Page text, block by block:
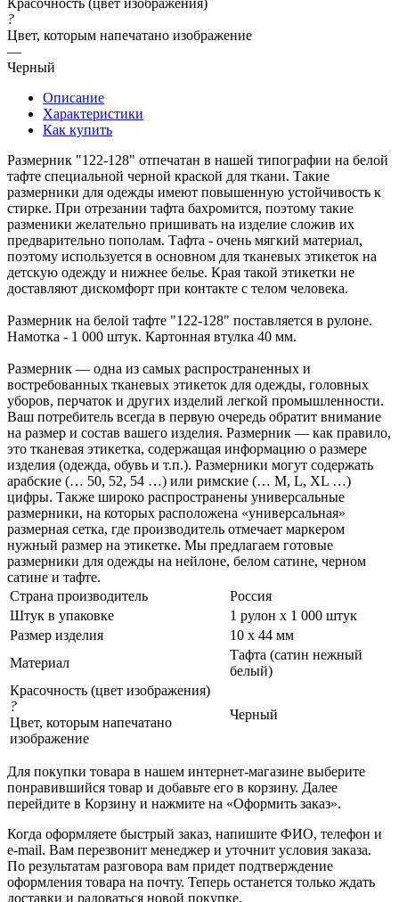
?
Цвет, которым напечатано изображение
—
Черный
Описание
Характеристики
Как купить
Размерник "122-128" отпечатан в нашей типографии на белой
тафте специальной черной краской для ткани. Такие
размерники для одежды имеют повышенную устойчивость к
стирке. При отрезании тафта бахромится, поэтому такие
разменики желательно пришивать на изделие сложив их
предварительно пополам. Тафта - очень мягкий материал,
поэтому используется в основном для тканевых этикеток на
детскую одежду и нижнее белье. Края такой этикетки не
доставляют дискомфорт при контакте с телом человека.
Размерник на белой тафте "122-128" поставляется в рулоне.
Намотка - 1 000 штук. Картонная втулка 40 мм.
Размерник — одна из самых распространенных и
востребованных тканевых этикеток для одежды, головных
уборов, перчаток и других изделий легкой промышленности.
Ваш потребитель всегда в первую очередь обратит внимание
на размер и состав вашего изделия. Размерник — как правило,
это тканевая этикетка, содержащая информацию о размере
изделия (одежда, обувь и т.п.). Размерники могут содержать
арабские (… 50, 52, 54 …) или римские (… M, L, XL …)
цифры. Также широко распространены универсальные
размерники, на которых расположена «универсальная»
размерная сетка, где производитель отмечает маркером
нужный размер на этикетке. Мы предлагаем готовые
размерники для одежды на нейлоне, белом сатине, черном
сатине и тафте.
Страна производитель
Россия
Штук в упаковке
1 рулон х 1 000 штук
Размер изделия
10 х 44 мм
Материал
Тафта (сатин нежный
белый)
Красочность (цвет изображения)
?
Цвет, которым напечатано
изображение
Черный
Для покупки товара в нашем интернет-магазине выберите
понравившийся товар и добавьте его в корзину. Далее
перейдите в Корзину и нажмите на «Оформить заказ».
Когда оформляете быстрый заказ, напишите ФИО, телефон и
e-mail. Вам перезвонит менеджер и уточнит условия заказа.
По результатам разговора вам придет подтверждение
оформления товара на почту. Теперь останется только ждать
доставки и радоваться новой покупке.